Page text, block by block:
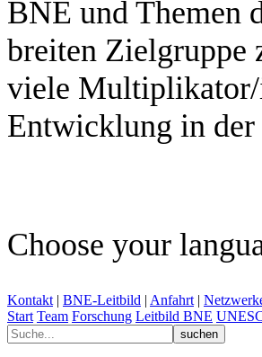
BNE und Themen
breiten Zielgruppe
viele Multiplikator/
Entwicklung in
Choose your
Kontakt | BNE-Leitbild | Anfahrt |
Start Team Forschung Leitbild BNE